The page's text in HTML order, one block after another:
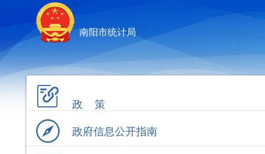
南阳市统计局
政 策
政府信息公开指南